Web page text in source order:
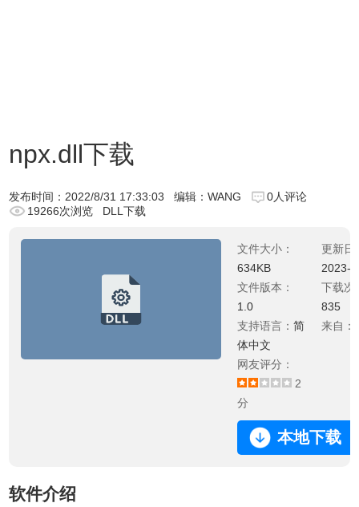
npx.dll下载
发布时间： 2022/8/31 17:33:03 编辑：WANG
0人评论
19266次浏览
DLL下载
文件大小：
634KB
文件版本：
1.0
支持语言：简
体中文
网友评分：
2
分
更新日
2023-
下载次
835
来自：
本地下载
软件介绍